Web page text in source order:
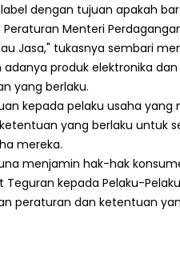
label dengan tujuan apakah
Menteri
Jasa," tukasnya sembari
produk elektronika
yang berlaku.
kepada pelaku usaha
yang berlaku untuk
mereka.
menjamin hak-hak
Teguran kepada Pelaku-
peraturan dan ketentuan